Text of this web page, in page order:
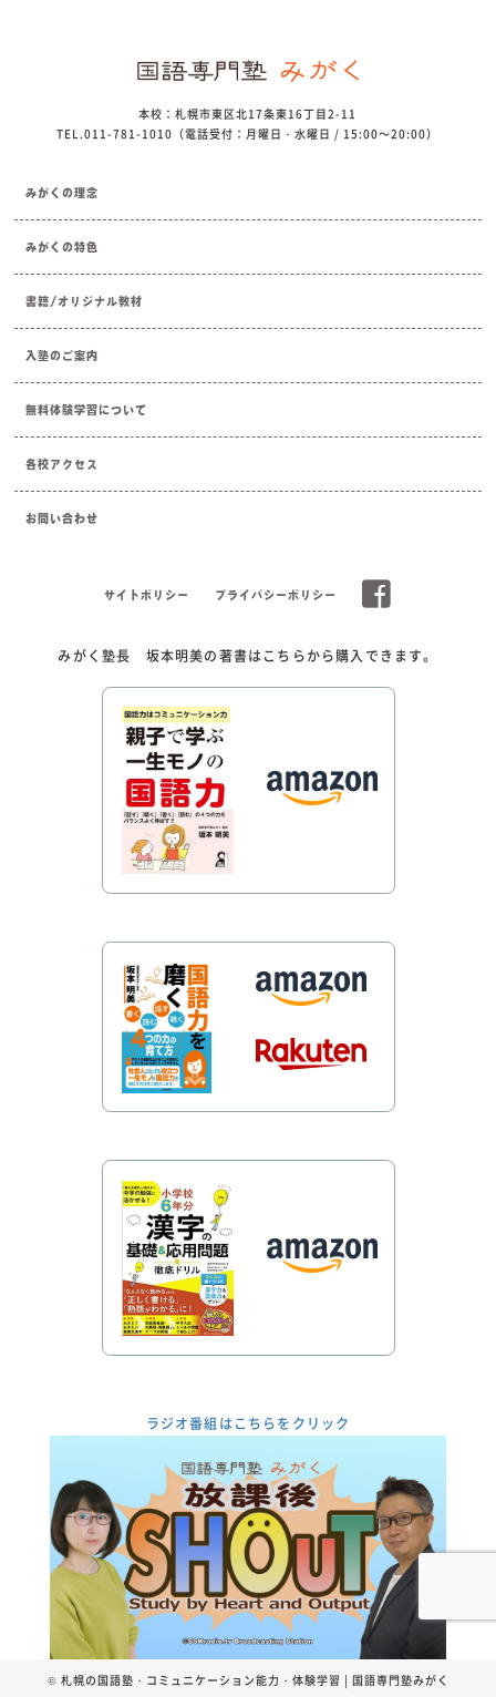
本校：札幌市東区北17条東16丁目2-11
TEL.011-781-1010（電話受付：月曜日・水曜日 / 15:00～20:00）
みがくの理念
みがくの特色
書籍/オリジナル教材
入塾のご案内
無料体験学習について
各校アクセス
お問い合わせ
サイトポリシー プライバシーポリシー
みがく塾長 坂本明美の著書はこちらから購入できます。
ラジオ番組はこちらをクリック
© 札幌の国語塾・コミュニケーション能力・体験学習 | 国語専門塾みがく